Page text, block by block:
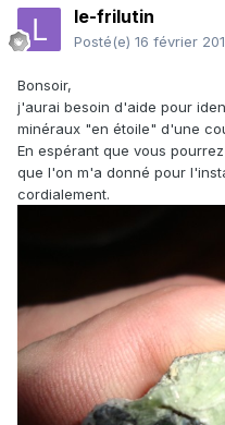
le-frilutin
Posté(e) 16 février
Bonsoir,
j'aurai besoin d'aide pour
minéraux "en étoile" d'une
En espérant que vous
que l'on m'a donné pour
cordialement.